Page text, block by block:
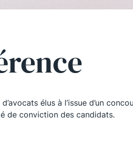
élus à l’issue d’un
de conviction des candidats.